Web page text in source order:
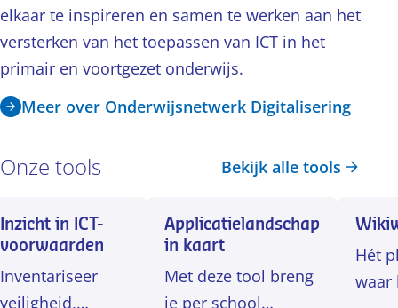
elkaar te inspireren en samen te werken aan het
versterken van het toepassen van ICT in het
primair en voortgezet onderwijs.
Meer over Onderwijsnetwerk Digitalisering
Onze tools Bekijk alle tools
Inzicht in ICT-
voorwaarden
Inventariseer
veiligheid,
Applicatielandschap
in kaart
Met deze tool breng
je per school
Hét
waar